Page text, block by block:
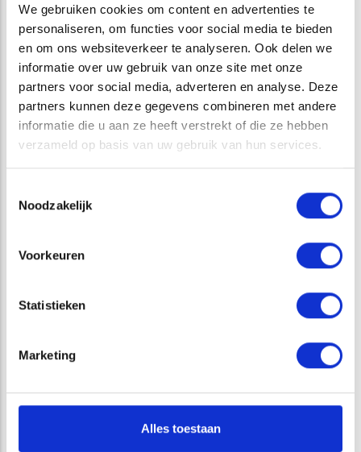
We gebruiken cookies om content en advertenties te
personaliseren, om functies voor social media te bieden
en om ons websiteverkeer te analyseren. Ook delen we
informatie over uw gebruik van onze site met onze
partners voor social media, adverteren en analyse. Deze
partners kunnen deze gegevens combineren met andere
informatie die u aan ze heeft verstrekt of die ze hebben
verzameld op basis van uw gebruik van hun services.
Noodzakelijk
Voorkeuren
Statistieken
Marketing
Alles toestaan
natuurvriendelijker inrichten. ABB is geen wondermiddel en
ook geen manier om goedkoop aan de doelstellingen van de
Kaderrichtlijn Water te voldoen. Wel kan het een goede
aanvulling zijn om het effect van andere maatregelen te
verhogen. ATKB heeft veel ervaring met het succesvol
toepassen van ABB en kijkt graag met u mee naar de
GERELATEERDE PROJECTEN
Interview Raoul Kleppe: ‘We zien natuurlijk gedrag
zonder dieren te vangen’